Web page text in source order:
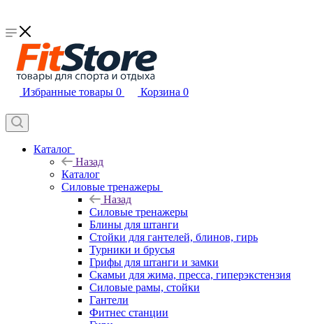
Избранные товары 0 Корзина 0
Каталог
Назад
Каталог
Силовые тренажеры
Назад
Силовые тренажеры
Блины для штанги
Стойки для гантелей, блинов, гирь
Турники и брусья
Грифы для штанги и замки
Скамьи для жима, пресса, гиперэкстензия
Силовые рамы, стойки
Гантели
Фитнес станции